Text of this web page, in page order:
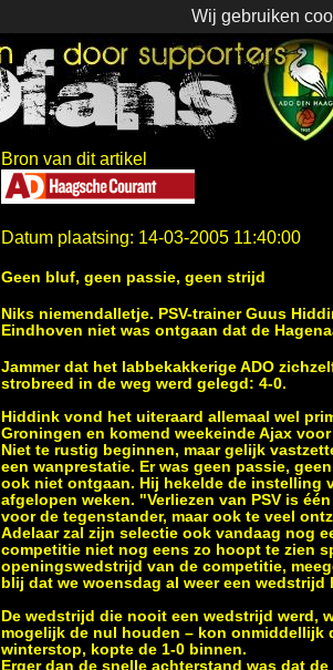
Wij gebruiken
Bron van dit artikel
Datum plaatsing: 14-03-2005 11:40:00
Geen bluf, geen passie, geen strijd
Niks niemendalletje. PSV-trainer Guus
Eindhoven niet was ontgaan dat de
Jammer dat het labbekakkerige ADO
strobreed in de weg werd gelegd: 4-0.
Hiddink vond het uiteraard allemaal wel
Groningen en komend weekeinde Ajax
Niet te rustig beginnen, maar gelijk
een wanprestatie. Er was geen passie,
ook niet ontgaan. Hij hekelde de instelling
afgelopen weken. "Verliezen van PSV is
voor de tegenstander, maar ook te veel
Adelaar zal zijn selectie ook vandaag nog
competitie niet nog eens zo hoopt te zien
openingswedstrijd van de competitie,
blij dat we woensdag al weer een
De wedstrijd die nooit een wedstrijd werd,
mogelijk de nul houden – kon onmiddellijk
winterstop, kopte de 1-0 binnen.
Erger dan de snelle achterstand was dat